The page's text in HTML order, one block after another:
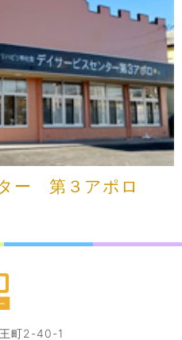
ー 第３アポロ
町2-40-1